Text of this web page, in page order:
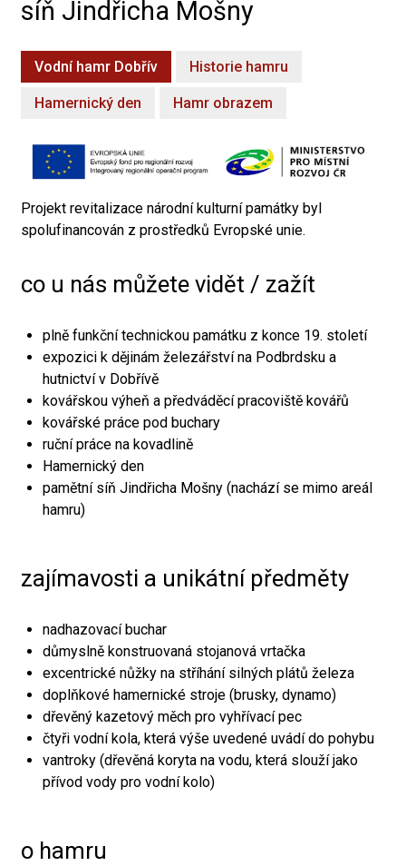
síň Jindřicha Mošny
Vodní hamr Dobřív Historie hamru
Hamernický den Hamr obrazem
Projekt revitalizace národní kulturní památky byl
spolufinancován z prostředků Evropské unie.
co u nás můžete vidět / zažít
plně funkční technickou památku z konce 19. století
expozici k dějinám železářství na Podbrdsku a
hutnictví v Dobřívě
kovářskou výheň a předváděcí pracoviště kovářů
kovářské práce pod buchary
ruční práce na kovadlině
Hamernický den
pamětní síň Jindřicha Mošny (nachází se mimo areál
hamru)
zajímavosti a unikátní předměty
nadhazovací buchar
důmyslně konstruovaná stojanová vrtačka
excentrické nůžky na stříhání silných plátů železa
doplňkové hamernické stroje (brusky, dynamo)
dřevěný kazetový měch pro vyhřívací pec
čtyři vodní kola, která výše uvedené uvádí do pohybu
vantroky (dřevěná koryta na vodu, která slouží jako
přívod vody pro vodní kolo)
o hamru